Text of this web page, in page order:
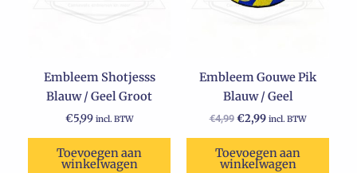
Embleem Shotjesss
Blauw / Geel Groot
€5,99 incl. BTW
Toevoegen aan
winkelwagen
Embleem Gouwe Pik
Blauw / Geel
€4,99 €2,99 incl. BTW
Toevoegen aan
winkelwagen